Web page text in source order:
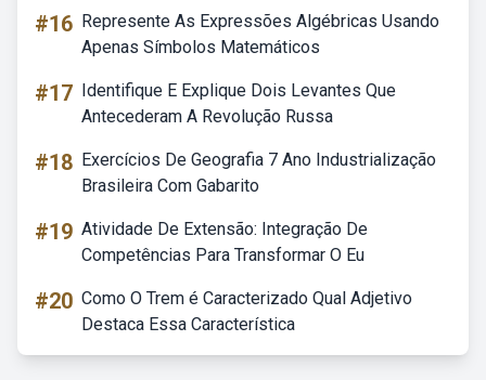
#16 Represente As Expressões Algébricas Usando
Apenas Símbolos Matemáticos
#17 Identifique E Explique Dois Levantes Que
Antecederam A Revolução Russa
#18 Exercícios De Geografia 7 Ano Industrialização
Brasileira Com Gabarito
#19 Atividade De Extensão: Integração De
Competências Para Transformar O Eu
#20 Como O Trem é Caracterizado Qual Adjetivo
Destaca Essa Característica